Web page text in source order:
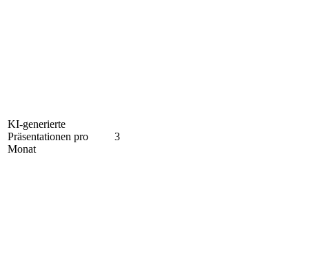
KI-generierte
Präsentationen pro
Monat
3